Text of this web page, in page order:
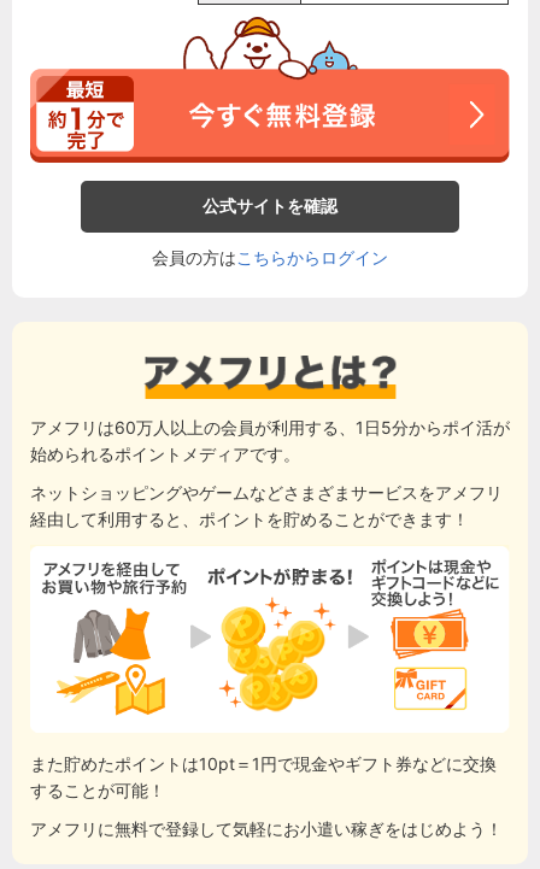
公式サイトを確認
会員の方はこちらからログイン
アメフリは60万人以上の会員が利用する、1日5分からポイ活が
始められるポイントメディアです。
ネットショッピングやゲームなどさまざまサービスをアメフリ
経由して利用すると、ポイントを貯めることができます！
また貯めたポイントは10pt＝1円で現金やギフト券などに交換
することが可能！
アメフリに無料で登録して気軽にお小遣い稼ぎをはじめよう！